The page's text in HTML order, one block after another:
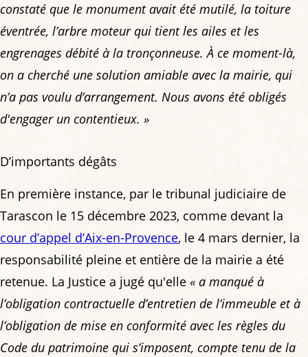
constaté que le monument avait été mutilé, la toiture
éventrée, l’arbre moteur qui tient les ailes et les
engrenages débité à la tronçonneuse. À ce moment-là,
on a cherché une solution amiable avec la mairie, qui
n’a pas voulu d’arrangement. Nous avons été obligés
d'engager un contentieux. »
D’importants dégâts
En première instance, par le tribunal judiciaire de
Tarascon le 15 décembre 2023, comme devant la
cour d’appel d’Aix-en-Provence, le 4 mars dernier, la
responsabilité pleine et entière de la mairie a été
retenue. La Justice a jugé qu'elle « a manqué à
l’obligation contractuelle d’entretien de l’immeuble et à
l’obligation de mise en conformité avec les règles du
Code du patrimoine qui s’imposent, compte tenu de la